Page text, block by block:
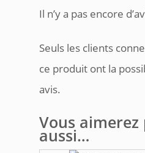
Il n’y a pas encore
Seuls les clients
ce produit ont la
avis.
Vous
aussi…